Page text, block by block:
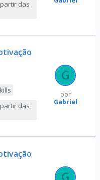
das
das
por
Gabriel